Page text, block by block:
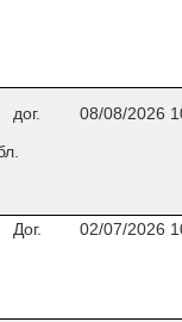
дог.
08/08/2026
Дог.
02/07/2026